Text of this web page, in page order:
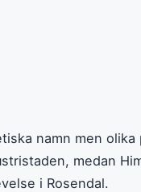
namn men
medan
i Rosendal.